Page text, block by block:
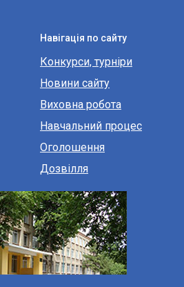
Навігація по сайту
Конкурси, турніри
Новини сайту
Виховна робота
Навчальний процес
Оголошення
Дозвілля